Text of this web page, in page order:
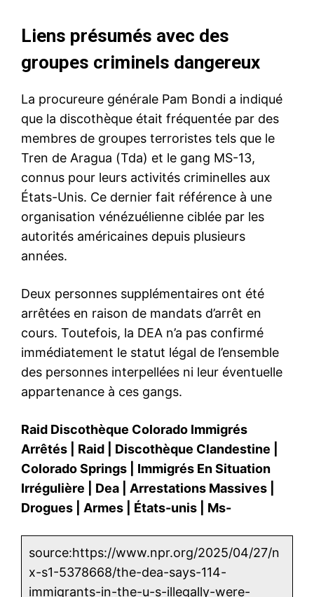
Liens présumés avec des
groupes criminels dangereux
La procureure générale Pam Bondi a indiqué
que la discothèque était fréquentée par des
membres de groupes terroristes tels que le
Tren de Aragua (Tda) et le gang MS-13,
connus pour leurs activités criminelles aux
États-Unis. Ce dernier fait référence à une
organisation vénézuélienne ciblée par les
autorités américaines depuis plusieurs
années.
Deux personnes supplémentaires ont été
arrêtées en raison de mandats d’arrêt en
cours. Toutefois, la DEA n’a pas confirmé
immédiatement le statut légal de l’ensemble
des personnes interpellées ni leur éventuelle
appartenance à ces gangs.
Raid Discothèque Colorado Immigrés
Arrêtés
Raid Discothèque Clandestine
Colorado Springs
Immigrés En Situation
Irrégulière
Dea Arrestations Massives
Drogues
Armes États-unis Ms-
source:https://www.npr.org/2025/04/27/n
x-s1-5378668/the-dea-says-114-
immigrants-in-the-u-s-illegally-were-